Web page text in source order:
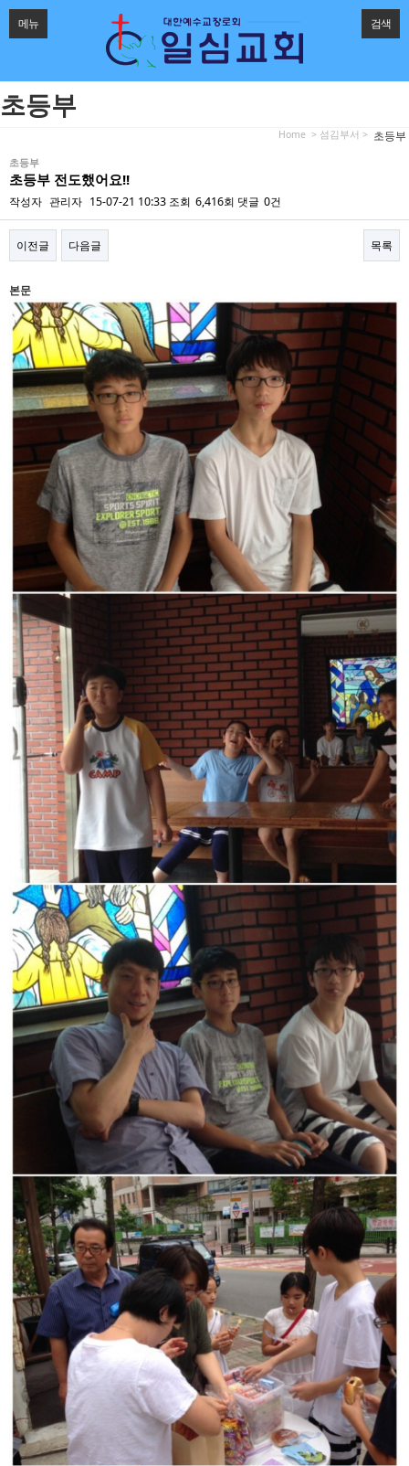
메뉴 검색
초등부
초등부
> 섬김부서 >
Home
초등부
초등부 전도했어요!!
작성자 관리자 15-07-21 10:33 조회 6,416회 댓글 0건
이전글 다음글 목록
본문